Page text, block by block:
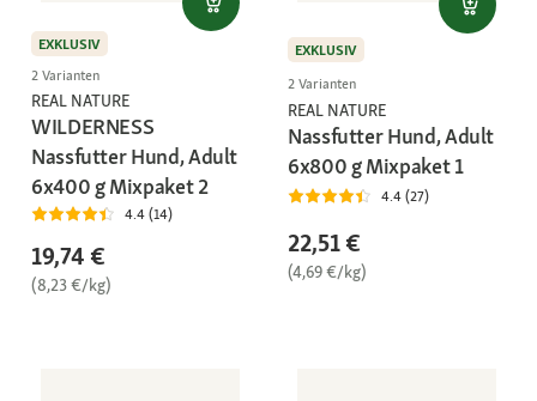
EXKLUSIV
2 Varianten
REAL NATURE
WILDERNESS
Nassfutter Hund, Adult
6x400 g Mixpaket 2
4.4 (14)
19,74 €
(8,23 €/kg)
EXKLUSIV
2 Varianten
REAL NATURE
Nassfutter Hund, Adult
6x800 g Mixpaket 1
4.4 (27)
22,51 €
(4,69 €/kg)